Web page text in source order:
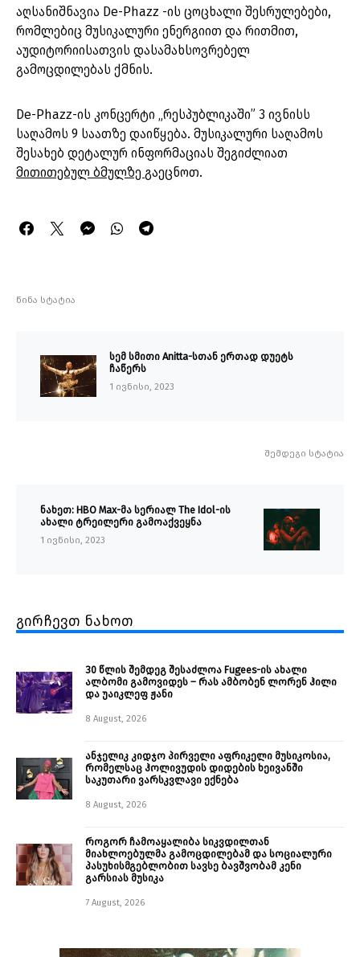
აღსანიშნავია De-Phazz -ის ცოცხალი შესრულებები,
რომლებიც მუსიკალური ენერგიით და რითმით,
აუდიტორიისათვის დასამახსოვრებელ
გამოცდილებას ქმნის.
De-Phazz-ის კონცერტი „რესპუბლიკაში” 3 ივნისს
საღამოს 9 საათზე დაიწყება. მუსიკალური საღამოს
შესახებ დეტალურ ინფორმაციას შეგიძლიათ
მითითებულ ბმულზე გაეცნოთ.
წინა სტატია
სემ სმითი Anitta-სთან ერთად დუეტს
ჩაწერს
1 ივნისი, 2023
შემდეგი სტატია
ნახეთ: HBO Max-მა სერიალ The Idol-ის
ახალი ტრეილერი გამოაქვეყნა
1 ივნისი, 2023
გირჩევთ ნახოთ
30 წლის შემდეგ შესაძლოა Fugees-ის ახალი
ალბომი გამოვიდეს – რას ამბობენ ლორენ ჰილი
და უაიკლეფ ჟანი
8 August, 2026
ანჯელიკ კიდჯო პირველი აფრიკელი მუსიკოსია,
რომელსაც ჰოლივუდის დიდების ხეივანში
საკუთარი ვარსკვლავი ექნება
8 August, 2026
როგორ ჩამოაყალიბა სიკვდილთან
მიახლოებულმა გამოცდილებამ და სოციალური
პასუხისმგებლობით სავსე ბავშვობამ კენი
გარსიას მუსიკა
7 August, 2026